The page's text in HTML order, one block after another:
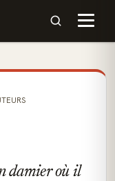
damier où il